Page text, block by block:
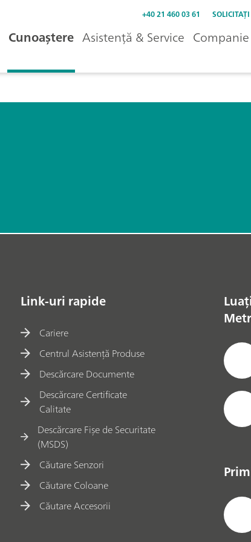
+40 21 460 03 61
Cunoaștere Asistență & Service Companie
Link-uri rapide
Cariere
Centrul Asistență Produse
Descărcare Documente
Descărcare Certificate
Calitate
Descărcare Fișe de Securitate
(MSDS)
Căutare Senzori
Căutare Coloane
Căutare Accesorii